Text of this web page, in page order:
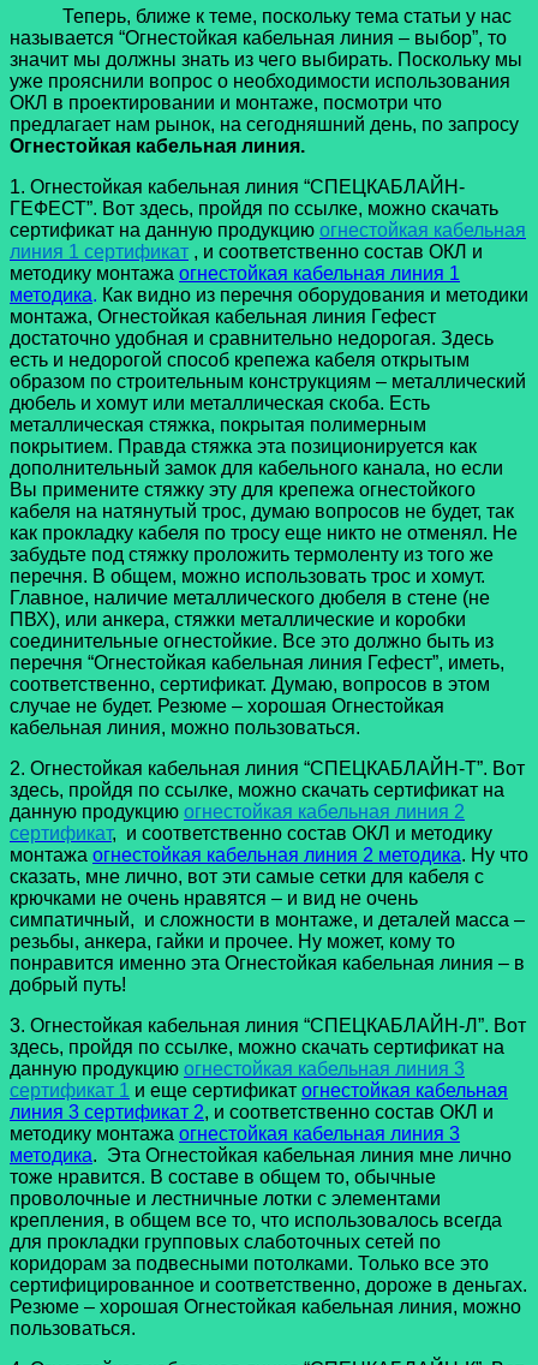
Теперь, ближе к теме, поскольку тема статьи у нас
называется “Огнестойкая кабельная линия – выбор”, то
значит мы должны знать из чего выбирать. Поскольку мы
уже прояснили вопрос о необходимости использования
ОКЛ в проектировании и монтаже, посмотри что
предлагает нам рынок, на сегодняшний день, по запросу
Огнестойкая кабельная линия.
1. Огнестойкая кабельная линия “СПЕЦКАБЛАЙН-
ГЕФЕСТ”. Вот здесь, пройдя по ссылке, можно скачать
сертификат на данную продукцию огнестойкая кабельная
линия 1 сертификат , и соответственно состав ОКЛ и
методику монтажа огнестойкая кабельная линия 1
методика. Как видно из перечня оборудования и методики
монтажа, Огнестойкая кабельная линия Гефест
достаточно удобная и сравнительно недорогая. Здесь
есть и недорогой способ крепежа кабеля открытым
образом по строительным конструкциям – металлический
дюбель и хомут или металлическая скоба. Есть
металлическая стяжка, покрытая полимерным
покрытием. Правда стяжка эта позиционируется как
дополнительный замок для кабельного канала, но если
Вы примените стяжку эту для крепежа огнестойкого
кабеля на натянутый трос, думаю вопросов не будет, так
как прокладку кабеля по тросу еще никто не отменял. Не
забудьте под стяжку проложить термоленту из того же
перечня. В общем, можно использовать трос и хомут.
Главное, наличие металлического дюбеля в стене (не
ПВХ), или анкера, стяжки металлические и коробки
соединительные огнестойкие. Все это должно быть из
перечня “Огнестойкая кабельная линия Гефест”, иметь,
соответственно, сертификат. Думаю, вопросов в этом
случае не будет. Резюме – хорошая Огнестойкая
кабельная линия, можно пользоваться.
2. Огнестойкая кабельная линия “СПЕЦКАБЛАЙН-Т”. Вот
здесь, пройдя по ссылке, можно скачать сертификат на
данную продукцию огнестойкая кабельная линия 2
сертификат, и соответственно состав ОКЛ и методику
монтажа огнестойкая кабельная линия 2 методика. Ну что
сказать, мне лично, вот эти самые сетки для кабеля с
крючками не очень нравятся – и вид не очень
симпатичный, и сложности в монтаже, и деталей масса –
резьбы, анкера, гайки и прочее. Ну может, кому то
понравится именно эта Огнестойкая кабельная линия – в
добрый путь!
3. Огнестойкая кабельная линия “СПЕЦКАБЛАЙН-Л”. Вот
здесь, пройдя по ссылке, можно скачать сертификат на
данную продукцию огнестойкая кабельная линия 3
сертификат 1 и еще сертификат огнестойкая кабельная
линия 3 сертификат 2, и соответственно состав ОКЛ и
методику монтажа огнестойкая кабельная линия 3
методика. Эта Огнестойкая кабельная линия мне лично
тоже нравится. В составе в общем то, обычные
проволочные и лестничные лотки с элементами
крепления, в общем все то, что использовалось всегда
для прокладки групповых слаботочных сетей по
коридорам за подвесными потолками. Только все это
сертифицированное и соответственно, дороже в деньгах.
Резюме – хорошая Огнестойкая кабельная линия, можно
пользоваться.